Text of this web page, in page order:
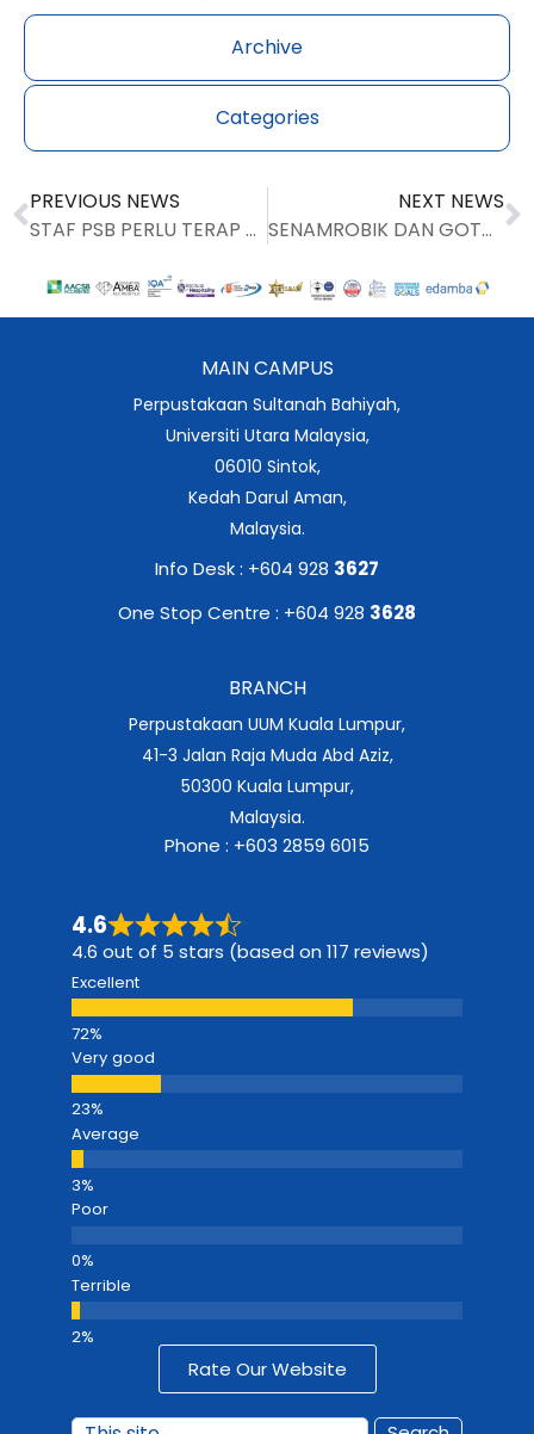
Archive
Categories
PREVIOUS NEWS
STAF PSB PERLU TERAP BUDAYA INTEGRITI DAN KUALITI KERJA DALAM MEMBERIKAN PERKHIDMATAN
NEXT NEWS
SENAMROBIK DAN GOTONG-ROYONG 5S ANJURAN PSB KURANGKAN STRES SERTA ERATKAN HUBUNGAN SILATURRAHIM SESAMA STAF
MAIN CAMPUS
Perpustakaan Sultanah Bahiyah,
Universiti Utara Malaysia,
06010 Sintok,
Kedah Darul Aman,
Malaysia.
Info Desk : +604 928 3627
One Stop Centre : +604 928 3628
BRANCH
Perpustakaan UUM Kuala Lumpur,
41-3 Jalan Raja Muda Abd Aziz,
50300 Kuala Lumpur,
Malaysia.
Phone : +603 2859 6015
4.6
4.6 out of 5 stars (based on 117 reviews)
Excellent
Very good
Average
Poor
Terrible
Rate Our Website